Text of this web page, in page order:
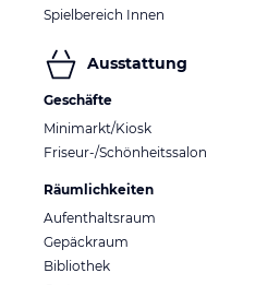
Spielbereich Innen
Ausstattung
Geschäfte
Minimarkt/Kiosk
Friseur-/Schönheitssalon
Räumlichkeiten
Aufenthaltsraum
Gepäckraum
Bibliothek